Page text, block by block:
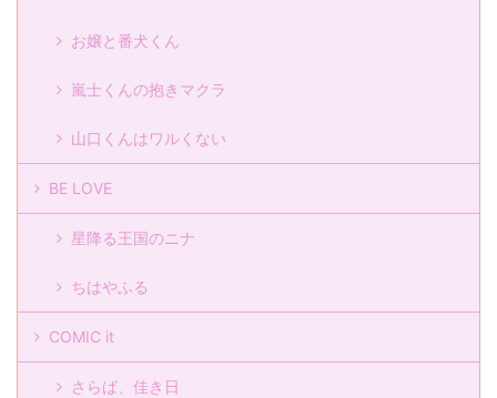
お嬢と番犬くん
嵐士くんの抱きマクラ
山口くんはワルくない
BE LOVE
星降る王国のニナ
ちはやふる
COMIC it
さらば、佳き日